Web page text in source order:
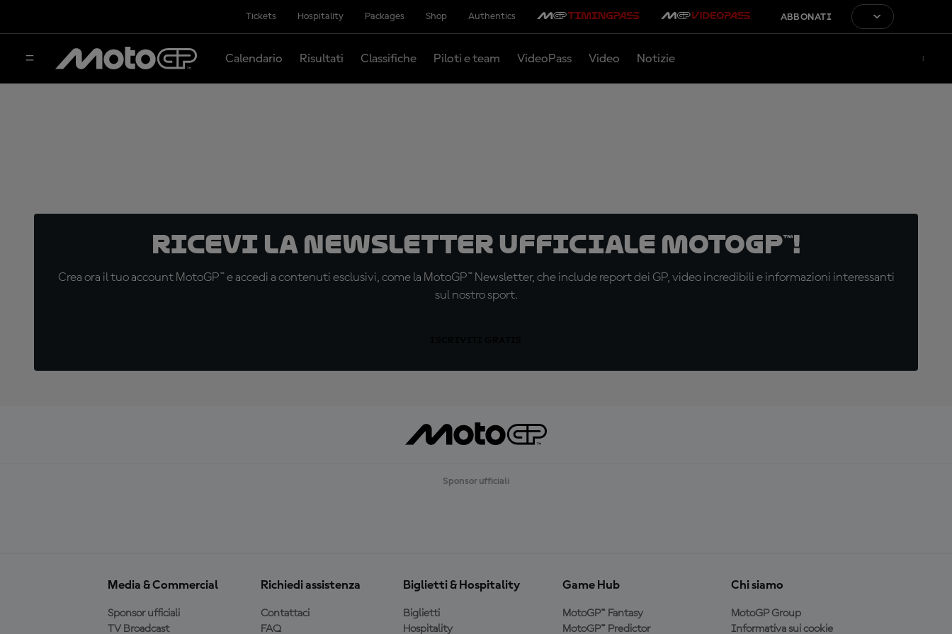
Tickets Hospitality Packages Shop Authentics ABBONATI
Calendario Risultati Classifiche Piloti e team VideoPass Video Notizie
Ricevi la newsletter ufficiale MotoGP™!
Crea ora il tuo account MotoGP™ e accedi a contenuti esclusivi, come la MotoGP™ Newsletter, che include report dei GP, video incredibili e informazioni interessanti
sul nostro sport.
Sponsor ufficiali
Media & Commercial
Sponsor ufficiali
TV Broadcast
Richiedi assistenza
Contattaci
FAQ
Biglietti & Hospitality
Biglietti
Hospitality
Game Hub
MotoGP™ Fantasy
MotoGP™ Predictor
Chi siamo
MotoGP Group
Informativa sui cookie